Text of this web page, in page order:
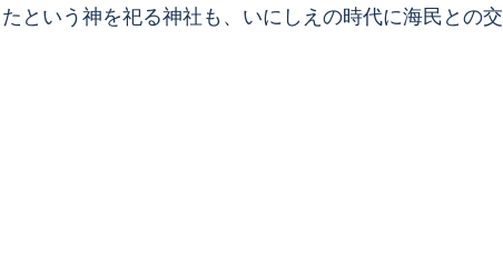
という神を祀る神社も、いにしえの時代に海民との交